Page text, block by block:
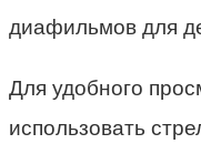
диафильмов для
Для удобного
использовать